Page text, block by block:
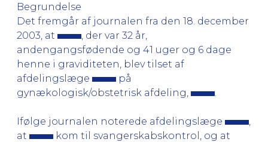
Begrundelse
Det fremgår af journalen fra den 18. december
2003, at
, der var 32 år,
andengangsfødende og 41 uger og 6 dage
henne i graviditeten, blev tilset af
afdelingslæge
på
gynækologisk/obstetrisk afdeling,
Ifølge journalen noterede afdelingslæge
at
kom til svangerskabskontrol, og at